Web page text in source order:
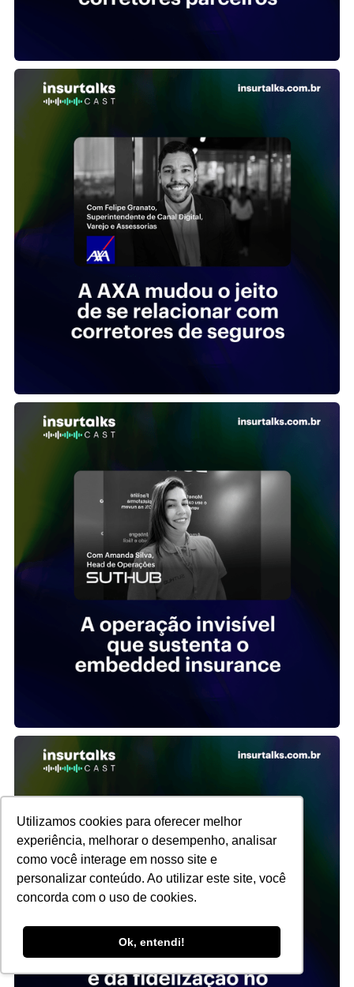
Utilizamos cookies para oferecer melhor
experiência, melhorar o desempenho, analisar
como você interage em nosso site e
personalizar conteúdo. Ao utilizar este site, você
concorda com o uso de cookies.
Ok, entendi!